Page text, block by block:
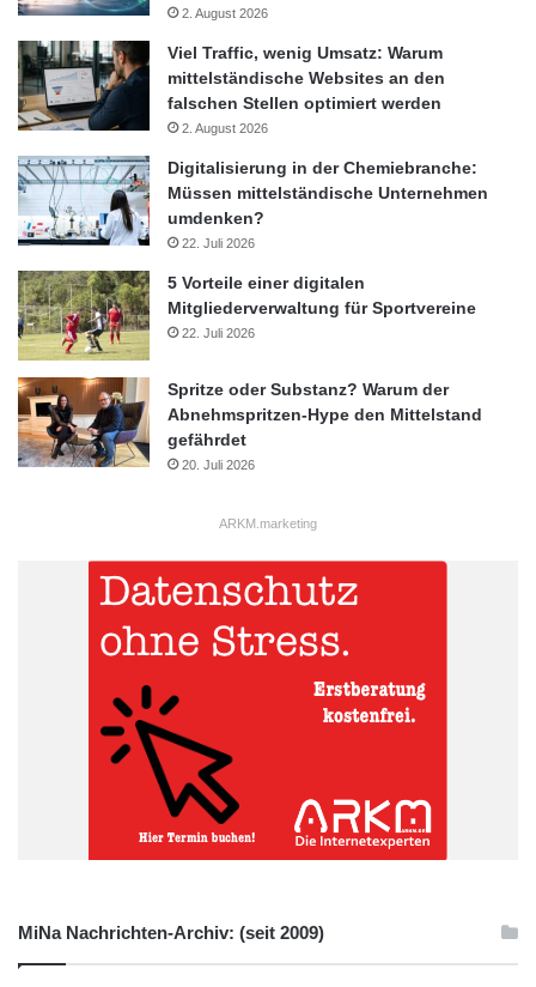
2. August 2026
Viel Traffic, wenig Umsatz: Warum
mittelständische Websites an den
falschen Stellen optimiert werden
2. August 2026
Digitalisierung in der Chemiebranche:
Müssen mittelständische Unternehmen
umdenken?
22. Juli 2026
5 Vorteile einer digitalen
Mitgliederverwaltung für Sportvereine
22. Juli 2026
Spritze oder Substanz? Warum der
Abnehmspritzen-Hype den Mittelstand
gefährdet
20. Juli 2026
ARKM.marketing
MiNa Nachrichten-Archiv: (seit 2009)